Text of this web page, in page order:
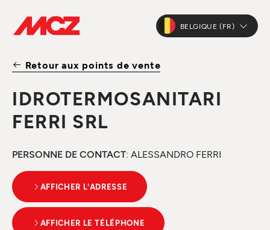
BELGIQUE (FR)
Retour aux points de vente
IDROTERMOSANITARI
FERRI SRL
PERSONNE DE CONTACT: ALESSANDRO FERRI
AFFICHER L'ADRESSE
AFFICHER LE TÉLÉPHONE